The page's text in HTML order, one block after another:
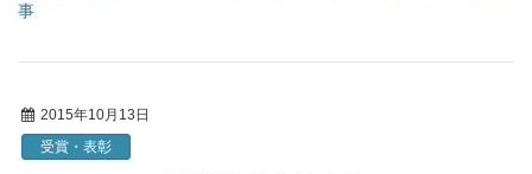
事
2015年10月13日
受賞・表彰